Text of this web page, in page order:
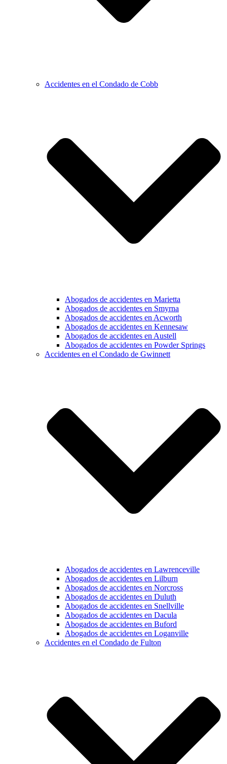
Accidentes en el Condado de Cobb
Abogados de accidentes en Marietta
Abogados de accidentes en Smyrna
Abogados de accidentes en Acworth
Abogados de accidentes en Kennesaw
Abogados de accidentes en Austell
Abogados de accidentes en Powder Springs
Accidentes en el Condado de Gwinnett
Abogados de accidentes en Lawrenceville
Abogados de accidentes en Lilburn
Abogados de accidentes en Norcross
Abogados de accidentes en Duluth
Abogados de accidentes en Snellville
Abogados de accidentes en Dacula
Abogados de accidentes en Buford
Abogados de accidentes en Loganville
Accidentes en el Condado de Fulton